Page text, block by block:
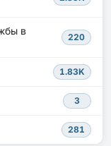
в
220
1.83K
3
281